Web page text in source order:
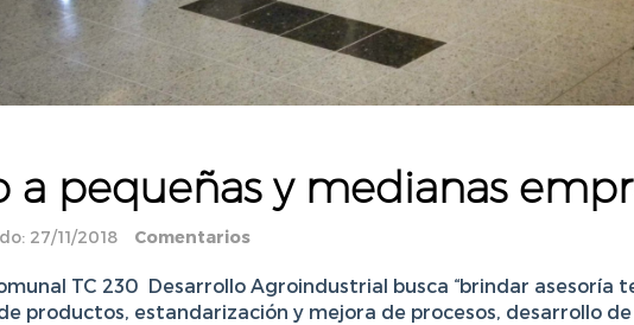
a pequeñas y medianas
27/11/2018 Comentarios
TC 230 Desarrollo Agroindustrial busca “brindar asesoría
productos, estandarización y mejora de procesos, desarrollo